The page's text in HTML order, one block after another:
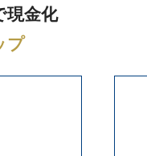
現金化
プ